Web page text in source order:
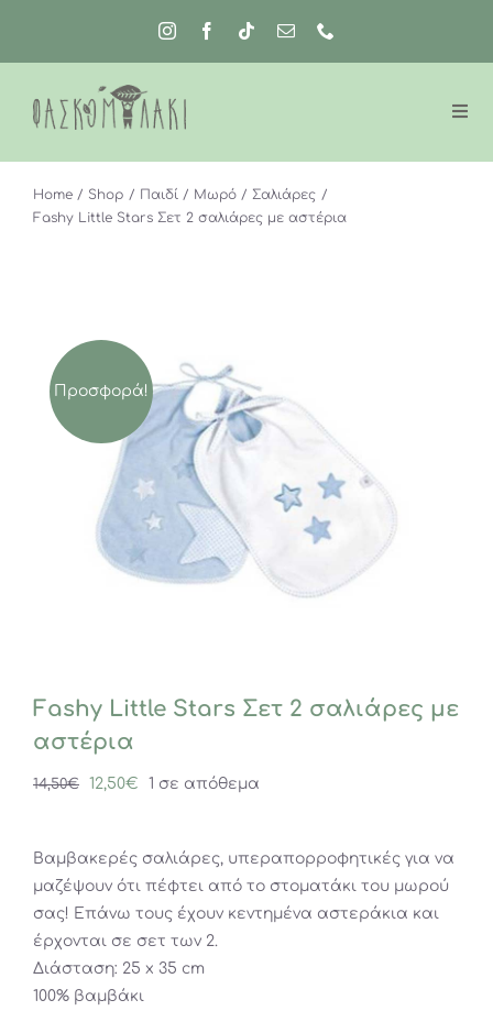
περιεχόμενο
Home Shop Παιδί Μωρό
Σαλιάρες
Fashy Little Stars Σετ 2 σαλιάρες με αστέρια
Προσφορά!
Fashy Little Stars Σετ 2 σαλιάρες με
αστέρια
14,50€
Original
14,50€.
12,50€ Η
είναι:
12,50€.
1 σε απόθεμα
Βαμβακερές σαλιάρες, υπεραπορροφητικές για να
μαζέψουν ότι πέφτει από το στοματάκι του μωρού
σας! Επάνω τους έχουν κεντημένα αστεράκια και
έρχονται σε σετ των 2.
Διάσταση: 25 x 35 cm
100% βαμβάκι